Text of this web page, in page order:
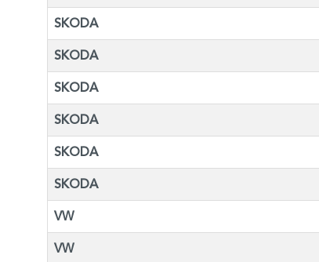
SKODA
SKODA
SKODA
SKODA
SKODA
SKODA
VW
VW